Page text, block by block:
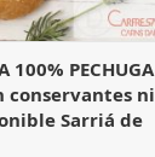
100% PECHUGA
conservantes ni
Sarriá de